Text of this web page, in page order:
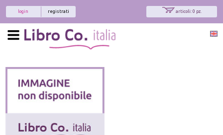
articoli: 0 pz.
registrati
login